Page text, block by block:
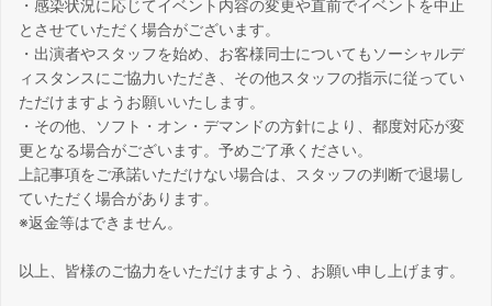
・感染状況に応じてイベント内容の変更や直前でイベントを中止
とさせていただく場合がございます。
・出演者やスタッフを始め、お客様同士についてもソーシャルデ
ィスタンスにご協力いただき、その他スタッフの指示に従ってい
ただけますようお願いいたします。
・その他、ソフト・オン・デマンドの方針により、都度対応が変
更となる場合がございます。予めご了承ください。
上記事項をご承諾いただけない場合は、スタッフの判断で退場し
ていただく場合があります。
※返金等はできません。
以上、皆様のご協力をいただけますよう、お願い申し上げます。